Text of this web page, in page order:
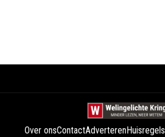
Over onsContactAdverterenHuisregels